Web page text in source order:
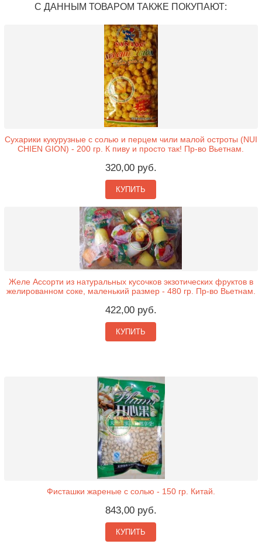
С ДАННЫМ ТОВАРОМ ТАКЖЕ ПОКУПАЮТ:
Сухарики кукурузные с солью и перцем чили малой остроты (NUI
CHIEN GION) - 200 гр. К пиву и просто так! Пр-во Вьетнам.
320,00 руб.
КУПИТЬ
Желе Ассорти из натуральных кусочков экзотических фруктов в
желированном соке, маленький размер - 480 гр. Пр-во Вьетнам.
422,00 руб.
КУПИТЬ
Фисташки жареные с солью - 150 гр. Китай.
843,00 руб.
КУПИТЬ